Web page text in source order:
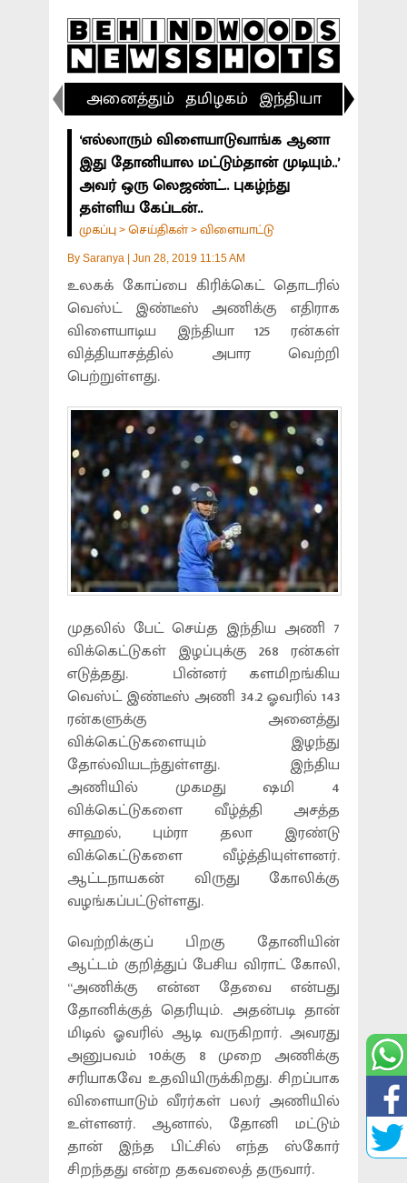
அனைத்தும் தமிழகம் இந்தியா
‘எல்லாரும் விளையாடுவாங்க ஆனா
இது தோனியால மட்டும்தான் முடியும்..’
அவர் ஒரு லெஜண்ட்.. புகழ்ந்து
தள்ளிய கேப்டன்..
முகப்பு > செய்திகள் > விளையாட்டு
By Saranya Jun 28, 2019 11:15 AM
உலகக் கோப்பை கிரிக்கெட் தொடரில்
வெஸ்ட் இண்டீஸ் அணிக்கு எதிராக
விளையாடிய இந்தியா 125 ரன்கள்
வித்தியாசத்தில் அபார வெற்றி
பெற்றுள்ளது.
முதலில் பேட் செய்த இந்திய அணி 7
விக்கெட்டுகள் இழப்புக்கு 268 ரன்கள்
எடுத்தது. பின்னர் களமிறங்கிய
வெஸ்ட் இண்டீஸ் அணி 34.2 ஓவரில் 143
ரன்களுக்கு அனைத்து
விக்கெட்டுகளையும் இழந்து
தோல்வியடந்துள்ளது. இந்திய
அணியில் முகமது ஷமி 4
விக்கெட்டுகளை வீழ்த்தி அசத்த
சாஹல், பும்ரா தலா இரண்டு
விக்கெட்டுகளை வீழ்த்தியுள்ளனர்.
ஆட்டநாயகன் விருது கோலிக்கு
வழங்கப்பட்டுள்ளது.
வெற்றிக்குப் பிறகு தோனியின்
ஆட்டம் குறித்துப் பேசிய விராட் கோலி,
“அணிக்கு என்ன தேவை என்பது
தோனிக்குத் தெரியும். அதன்படி தான்
மிடில் ஓவரில் ஆடி வருகிறார். அவரது
அனுபவம் 10க்கு 8 முறை அணிக்கு
சரியாகவே உதவியிருக்கிறது. சிறப்பாக
விளையாடும் வீரர்கள் பலர் அணியில்
உள்ளனர். ஆனால், தோனி மட்டும்
தான் இந்த பிட்சில் எந்த ஸ்கோர்
சிறந்தது என்ற தகவலைத் தருவார்.